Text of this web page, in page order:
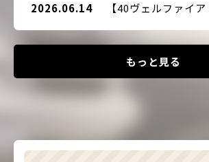
もっと見る
2026.06.14